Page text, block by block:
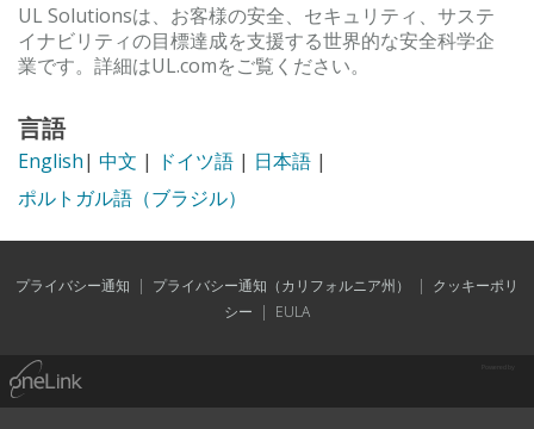
UL Solutionsは、お客様の安全、セキュリティ、サステ
イナビリティの目標達成を支援する世界的な安全科学企
業です。詳細はUL.comをご覧ください。
言語
English| 中文 | ドイツ語 | 日本語 |
ポルトガル語（ブラジル）
プライバシー通知 | プライバシー通知（カリフォルニア州） | クッキーポリ
シー | EULA